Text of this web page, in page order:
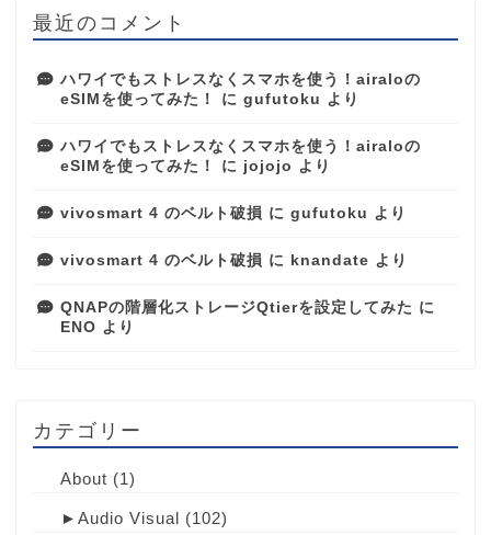
最近のコメント
ハワイでもストレスなくスマホを使う！airaloの
eSIMを使ってみた！
に gufutoku より
ハワイでもストレスなくスマホを使う！airaloの
eSIMを使ってみた！
に jojojo より
vivosmart 4 のベルト破損 に gufutoku より
vivosmart 4 のベルト破損 に knandate より
QNAPの階層化ストレージQtierを設定してみた に
ENO より
カテゴリー
About (1)
► Audio Visual (102)